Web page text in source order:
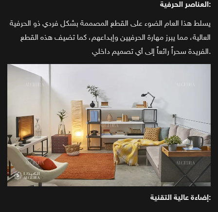
العناصر الحرفية:
يسلط هذا العام الضوء على القطع المصممة بشكل فردي ذو الحرفية
العالية، مما يبرز مهارة الحرفيين وإبداعهم، كما تضيف هذه القطع
الفريدة سحراً رائعاً إلى أي تصميم داخلي.
إضاءة عالية التقنية: